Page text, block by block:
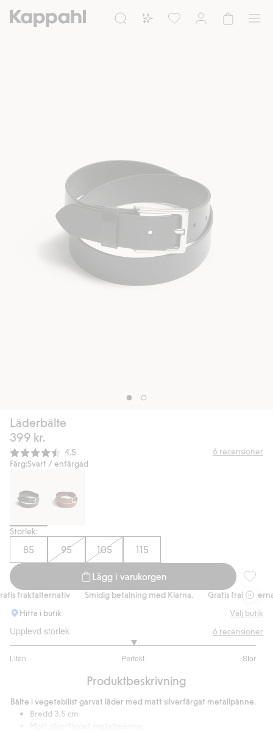
Läderbälte
399 kr.
Snittbetyg:
4.5 6 recensioner
Färg:Svart / enfärgad
Storlek:
85 95 105 115
Lägg i varukorgen
fraktalternativ Smidig betalning med Klarna.
Gratis
Hitta i butik
Välj butik
Upplevd storlek
Liten Perfekt Stor
utav
5
betyg
6 recensioner
Produktbeskrivning
Bälte i vegetabilist garvat läder med matt silverfärgat metallpänne.
Bredd 3,5 cm